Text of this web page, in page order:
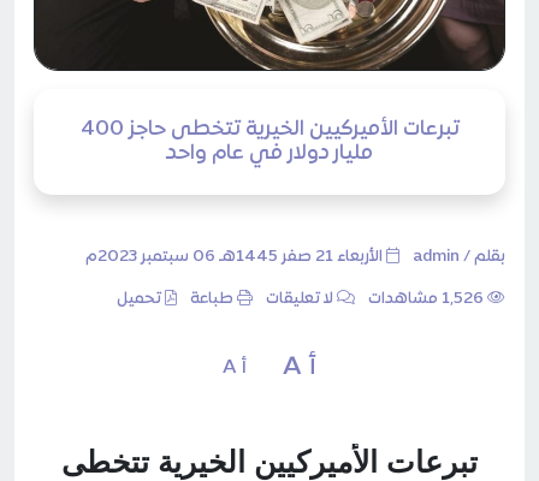
تبرعات الأميركيين الخيرية تتخطى حاجز 400
مليار دولار في عام واحد
بقلم / admin الأربعاء 21 صفر 1445هـ 06 سبتمبر 2023م
لا تعليقات طباعة تحميل
أ A أ A
تبرعات الأميركيين الخيرية تتخطى